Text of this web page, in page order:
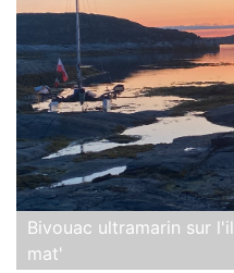
Bivouac ultramarin sur
mat'